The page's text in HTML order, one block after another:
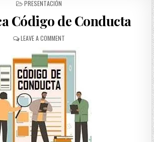
POSTED
PRESENTACIÓN
Código de Conducta
LEAVE A COMMENTON
CÓDIGO
DE
CONDUCTA